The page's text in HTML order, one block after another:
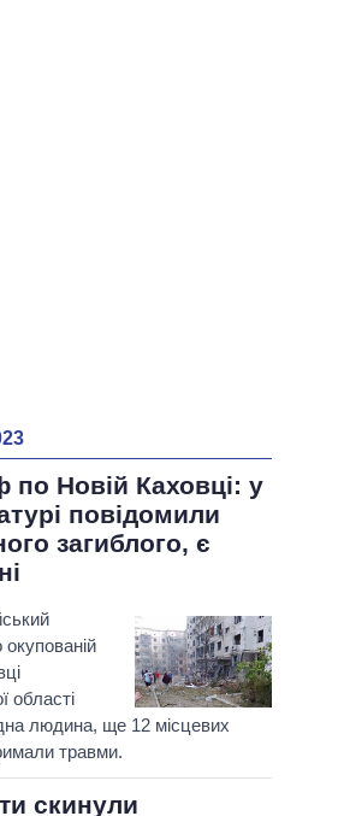
по Новій Каховці: у
повідомили
загиблого, є
окупованій
області
людина, ще 12 місцевих
травми.
скинули